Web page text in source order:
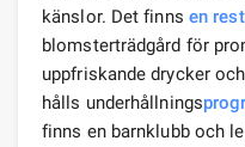
känslor. Det finns en
blomsterträdgård för
uppfriskande drycker
hålls underhållnings
finns en barnklubb och